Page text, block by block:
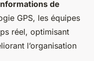
de
GPS, les équipes
réel, optimisant
l’organisation